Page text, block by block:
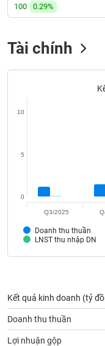
100
0.29%
Tài chính
Doanh thu thuần
LNST thu nhập DN
0
5
10
Q3/2025
Kết quả kinh doanh (tỷ
Doanh thu thuần
Lợi nhuận gộp
BẤT
ĐỘNG
Mã
Tất cả Cổ phiếu
Lãnh
(-)
Tin
tức
(-)